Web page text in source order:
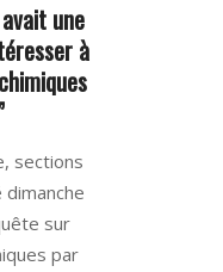
une
à
sections
sur
par